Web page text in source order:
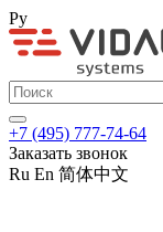
Ру
+7 (495) 777-74-64
Заказать звонок
Ru En 简体中文